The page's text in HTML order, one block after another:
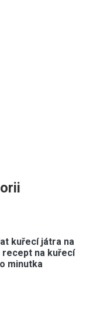
kuřecí játra na
recept na kuřecí
minutka